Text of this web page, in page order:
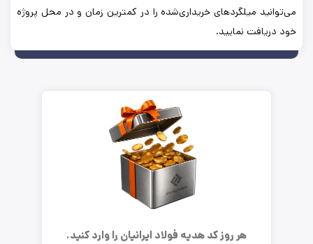
می‌توانید میلگردهای خریداری‌شده را در کمترین زمان و در محل پروژه
خود دریافت نمایید.
هر روز کد هدیه فولاد ایرانیان را وارد کنید.